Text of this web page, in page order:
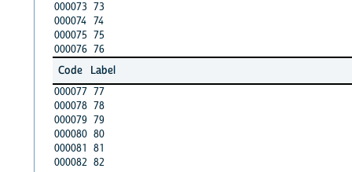
000073 73
000074 74
000075 75
000076 76
Code
Label
000077 77
000078 78
000079 79
000080 80
000081 81
000082 82